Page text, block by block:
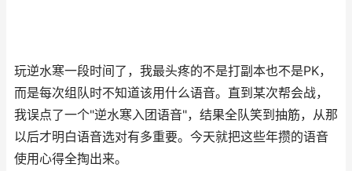
玩逆水寒一段时间了，我最头疼的不是打副本也不是PK，
而是每次组队时不知道该用什么语音。直到某次帮会战，
我误点了一个"逆水寒入团语音"，结果全队笑到抽筋，从那
以后才明白语音选对有多重要。今天就把这些年攒的语音
使用心得全掏出来。